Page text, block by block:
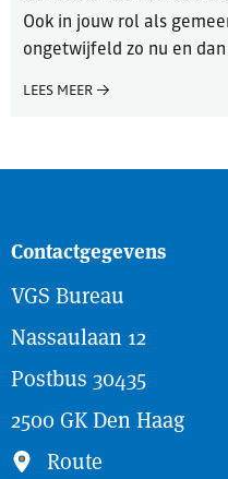
Ook in jouw rol als
ongetwijfeld zo nu en
LEES MEER
Contactgegevens
VGS Bureau
Nassaulaan 12
Postbus 30435
2500 GK Den Haag
Route